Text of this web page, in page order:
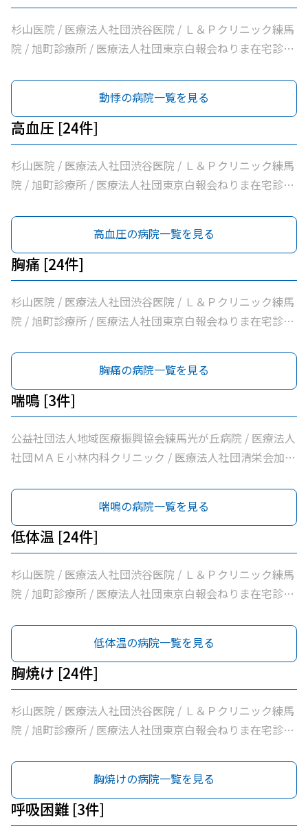
杉山医院 / 医療法人社団渋谷医院 / Ｌ＆Ｐクリニック練馬
院 / 旭町診療所 / 医療法人社団東京白報会ねりま在宅診療
科・老年内科 / 医療法人社団啓妙会桑名医院 / 医療法人社
団慈誠会慈誠会・光が丘病院 / 公益社団法人地域医療振興
協会練馬光が丘病院 / 医療法人社団健寿の樹きくかわクリ
ニック東館分院内科・老年内科 / 医療法人社団金谷クリニ
ック / 医療法人社団翔真会浜野小児科内科クリニック / 練
馬光が丘内科内視鏡クリニック / 医療法人社団輝恭会いし
クリニック / 医療法人社団ＭＡＥ小林内科クリニック / 医
療法人社団裕仁会鈴木耳鼻咽喉科 / 医療法人社団蒼生会高
松医院 / 医療法人社団優腎会優人光が丘クリニック / 光が
丘南佐藤医院 / ささき内科クリニック / 医療法人社団清栄
会加藤医院 / 髙鳥医院 / 医療法人社団誠信会わかばクリニ
ック
動悸の病院一覧を見る
高血圧 [24件]
杉山医院 / 医療法人社団渋谷医院 / Ｌ＆Ｐクリニック練馬
院 / 旭町診療所 / 医療法人社団東京白報会ねりま在宅診療
科・老年内科 / 医療法人社団啓妙会桑名医院 / 医療法人社
団慈誠会慈誠会・光が丘病院 / 公益社団法人地域医療振興
協会練馬光が丘病院 / 医療法人社団健寿の樹きくかわクリ
ニック東館分院内科・老年内科 / 医療法人社団金谷クリニ
ック / 医療法人社団翔真会浜野小児科内科クリニック / 練
馬光が丘内科内視鏡クリニック / 医療法人社団輝恭会いし
クリニック / 医療法人社団ＭＡＥ小林内科クリニック / 医
療法人社団裕仁会鈴木耳鼻咽喉科 / 医療法人社団蒼生会高
松医院 / 医療法人社団優腎会優人光が丘クリニック / 光が
丘南佐藤医院 / ささき内科クリニック / 医療法人社団清栄
会加藤医院 / 髙鳥医院 / 医療法人社団誠信会わかばクリニ
ック
高血圧の病院一覧を見る
胸痛 [24件]
杉山医院 / 医療法人社団渋谷医院 / Ｌ＆Ｐクリニック練馬
院 / 旭町診療所 / 医療法人社団東京白報会ねりま在宅診療
科・老年内科 / 医療法人社団啓妙会桑名医院 / 医療法人社
団慈誠会慈誠会・光が丘病院 / 公益社団法人地域医療振興
協会練馬光が丘病院 / 医療法人社団健寿の樹きくかわクリ
ニック東館分院内科・老年内科 / 医療法人社団金谷クリニ
ック / 医療法人社団翔真会浜野小児科内科クリニック / 練
馬光が丘内科内視鏡クリニック / 医療法人社団輝恭会いし
クリニック / 医療法人社団ＭＡＥ小林内科クリニック / 医
療法人社団裕仁会鈴木耳鼻咽喉科 / 医療法人社団蒼生会高
松医院 / 医療法人社団優腎会優人光が丘クリニック / 光が
丘南佐藤医院 / ささき内科クリニック / 医療法人社団清栄
会加藤医院 / 髙鳥医院 / 医療法人社団誠信会わかばクリニ
ック
胸痛の病院一覧を見る
喘鳴 [3件]
公益社団法人地域医療振興協会練馬光が丘病院 / 医療法人
社団ＭＡＥ小林内科クリニック / 医療法人社団清栄会加藤
喘鳴の病院一覧を見る
低体温 [24件]
杉山医院 / 医療法人社団渋谷医院 / Ｌ＆Ｐクリニック練馬
院 / 旭町診療所 / 医療法人社団東京白報会ねりま在宅診療
科・老年内科 / 医療法人社団啓妙会桑名医院 / 医療法人社
団慈誠会慈誠会・光が丘病院 / 公益社団法人地域医療振興
協会練馬光が丘病院 / 医療法人社団健寿の樹きくかわクリ
ニック東館分院内科・老年内科 / 医療法人社団金谷クリニ
ック / 医療法人社団翔真会浜野小児科内科クリニック / 練
馬光が丘内科内視鏡クリニック / 医療法人社団輝恭会いし
クリニック / 医療法人社団ＭＡＥ小林内科クリニック / 医
療法人社団裕仁会鈴木耳鼻咽喉科 / 医療法人社団蒼生会高
松医院 / 医療法人社団優腎会優人光が丘クリニック / 光が
丘南佐藤医院 / ささき内科クリニック / 医療法人社団清栄
低体温の病院一覧を見る
胸焼け [24件]
杉山医院 / 医療法人社団渋谷医院 / Ｌ＆Ｐクリニック練馬
院 / 旭町診療所 / 医療法人社団東京白報会ねりま在宅診療
科・老年内科 / 医療法人社団啓妙会桑名医院 / 医療法人社
団慈誠会慈誠会・光が丘病院 / 公益社団法人地域医療振興
協会練馬光が丘病院 / 医療法人社団健寿の樹きくかわクリ
ニック東館分院内科・老年内科 / 医療法人社団金谷クリニ
胸焼けの病院一覧を見る
呼吸困難 [3件]